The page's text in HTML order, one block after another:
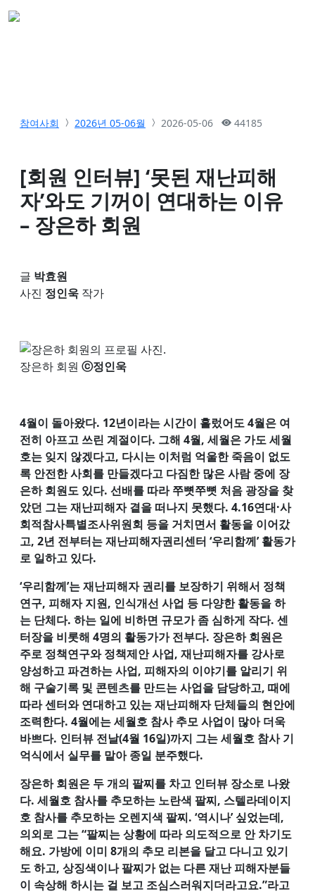
참여사회 2026년 05-06월 2026-05-06 44185
[회원 인터뷰] ‘못된 재난피해
자’와도 기꺼이 연대하는 이유
– 장은하 회원
글 박효원
사진 정인욱 작가
장은하 회원 ⓒ정인욱
4월이 돌아왔다. 12년이라는 시간이 흘렀어도 4월은 여
전히 아프고 쓰린 계절이다. 그해 4월, 세월은 가도 세월
호는 잊지 않겠다고, 다시는 이처럼 억울한 죽음이 없도
록 안전한 사회를 만들겠다고 다짐한 많은 사람 중에 장
은하 회원도 있다. 선배를 따라 쭈뼛쭈뼛 처음 광장을 찾
았던 그는 재난피해자 곁을 떠나지 못했다. 4.16연대·사
회적참사특별조사위원회 등을 거치면서 활동을 이어갔
고, 2년 전부터는 재난피해자권리센터 ‘우리함께’ 활동가
로 일하고 있다.
‘우리함께’는 재난피해자 권리를 보장하기 위해서 정책
연구, 피해자 지원, 인식개선 사업 등 다양한 활동을 하
는 단체다. 하는 일에 비하면 규모가 좀 심하게 작다. 센
터장을 비롯해 4명의 활동가가 전부다. 장은하 회원은
주로 정책연구와 정책제안 사업, 재난피해자를 강사로
양성하고 파견하는 사업, 피해자의 이야기를 알리기 위
해 구술기록 및 콘텐츠를 만드는 사업을 담당하고, 때에
따라 센터와 연대하고 있는 재난피해자 단체들의 현안에
조력한다. 4월에는 세월호 참사 추모 사업이 많아 더욱
바쁘다. 인터뷰 전날(4월 16일)까지 그는 세월호 참사 기
억식에서 실무를 맡아 종일 분주했다.
장은하 회원은 두 개의 팔찌를 차고 인터뷰 장소로 나왔
다. 세월호 참사를 추모하는 노란색 팔찌, 스텔라데이지
호 참사를 추모하는 오렌지색 팔찌. ‘역시나’ 싶었는데,
의외로 그는 “팔찌는 상황에 따라 의도적으로 안 차기도
해요. 가방에 이미 8개의 추모 리본을 달고 다니고 있기
도 하고, 상징색이나 팔찌가 없는 다른 재난 피해자분들
이 속상해 하시는 걸 보고 조심스러워지더라고요.”라고